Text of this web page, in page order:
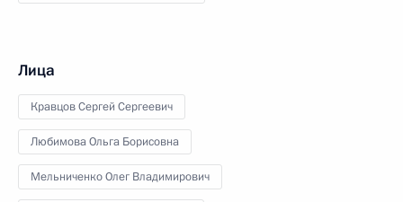
Лица
Кравцов Сергей Сергеевич
Любимова Ольга Борисовна
Мельниченко Олег Владимирович